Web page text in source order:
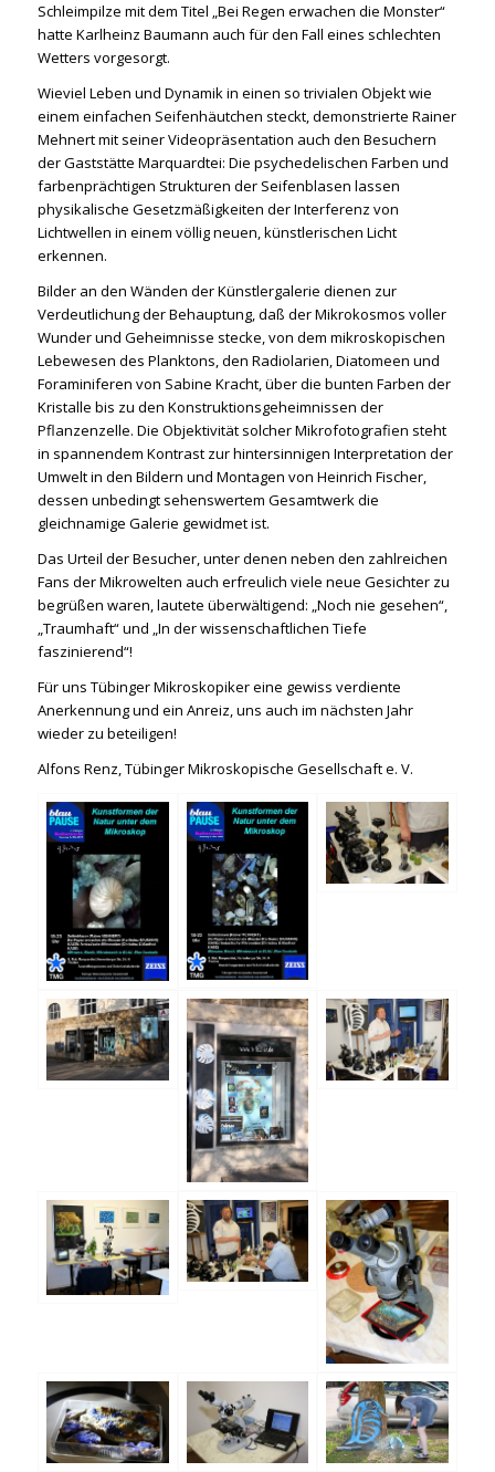
Schleimpilze mit dem Titel „Bei Regen erwachen die Monster“
hatte Karlheinz Baumann auch für den Fall eines schlechten
Wetters vorgesorgt.
Wieviel Leben und Dynamik in einen so trivialen Objekt wie
einem einfachen Seifenhäutchen steckt, demonstrierte Rainer
Mehnert mit seiner Videopräsentation auch den Besuchern
der Gaststätte Marquardtei: Die psychedelischen Farben und
farbenprächtigen Strukturen der Seifenblasen lassen
physikalische Gesetzmäßigkeiten der Interferenz von
Lichtwellen in einem völlig neuen, künstlerischen Licht
erkennen.
Bilder an den Wänden der Künstlergalerie dienen zur
Verdeutlichung der Behauptung, daß der Mikrokosmos voller
Wunder und Geheimnisse stecke, von dem mikroskopischen
Lebewesen des Planktons, den Radiolarien, Diatomeen und
Foraminiferen von Sabine Kracht, über die bunten Farben der
Kristalle bis zu den Konstruktionsgeheimnissen der
Pflanzenzelle. Die Objektivität solcher Mikrofotografien steht
in spannendem Kontrast zur hintersinnigen Interpretation der
Umwelt in den Bildern und Montagen von Heinrich Fischer,
dessen unbedingt sehenswertem Gesamtwerk die
gleichnamige Galerie gewidmet ist.
Das Urteil der Besucher, unter denen neben den zahlreichen
Fans der Mikrowelten auch erfreulich viele neue Gesichter zu
begrüßen waren, lautete überwältigend: „Noch nie gesehen“,
„Traumhaft“ und „In der wissenschaftlichen Tiefe
faszinierend“!
Für uns Tübinger Mikroskopiker eine gewiss verdiente
Anerkennung und ein Anreiz, uns auch im nächsten Jahr
wieder zu beteiligen!
Alfons Renz, Tübinger Mikroskopische Gesellschaft e. V.